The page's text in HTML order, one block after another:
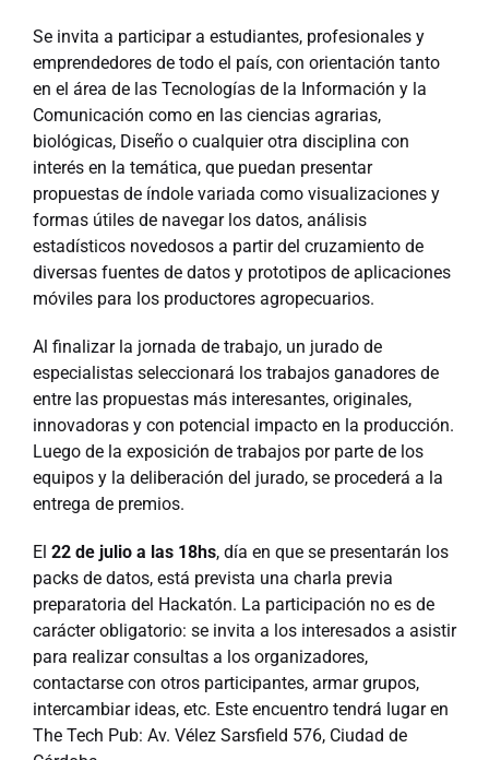
Se invita a participar a estudiantes, profesionales y
emprendedores de todo el país, con orientación tanto
en el área de las Tecnologías de la Información y la
Comunicación como en las ciencias agrarias,
biológicas, Diseño o cualquier otra disciplina con
interés en la temática, que puedan presentar
propuestas de índole variada como visualizaciones y
formas útiles de navegar los datos, análisis
estadísticos novedosos a partir del cruzamiento de
diversas fuentes de datos y prototipos de aplicaciones
móviles para los productores agropecuarios.
Al finalizar la jornada de trabajo, un jurado de
especialistas seleccionará los trabajos ganadores de
entre las propuestas más interesantes, originales,
innovadoras y con potencial impacto en la producción.
Luego de la exposición de trabajos por parte de los
equipos y la deliberación del jurado, se procederá a la
entrega de premios.
El 22 de julio a las 18hs, día en que se presentarán los
packs de datos, está prevista una charla previa
preparatoria del Hackatón. La participación no es de
carácter obligatorio: se invita a los interesados a asistir
para realizar consultas a los organizadores,
contactarse con otros participantes, armar grupos,
intercambiar ideas, etc. Este encuentro tendrá lugar en
The Tech Pub: Av. Vélez Sarsfield 576, Ciudad de